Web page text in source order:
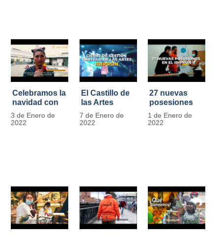
Celebramos la
navidad con
los Niños y
Niñas de los
3 de Enero de
2022
El Castillo de
las Artes
celebra su
primer año
7 de Enero de
2022
27 nuevas
posesiones
en el IDIPRON
1 de Enero de
2022